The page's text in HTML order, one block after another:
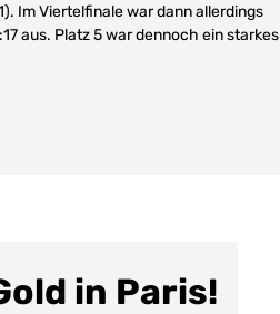
Im Viertelfinale war dann allerdings
aus. Platz 5 war dennoch ein starkes
in Paris!